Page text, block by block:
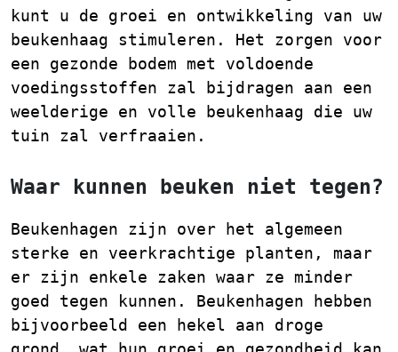
kunt u de groei en ontwikkeling van uw
beukenhaag stimuleren. Het zorgen voor
een gezonde bodem met voldoende
voedingsstoffen zal bijdragen aan een
weelderige en volle beukenhaag die uw
tuin zal verfraaien.
Waar kunnen beuken niet tegen?
Beukenhagen zijn over het algemeen
sterke en veerkrachtige planten, maar
er zijn enkele zaken waar ze minder
goed tegen kunnen. Beukenhagen hebben
bijvoorbeeld een hekel aan droge